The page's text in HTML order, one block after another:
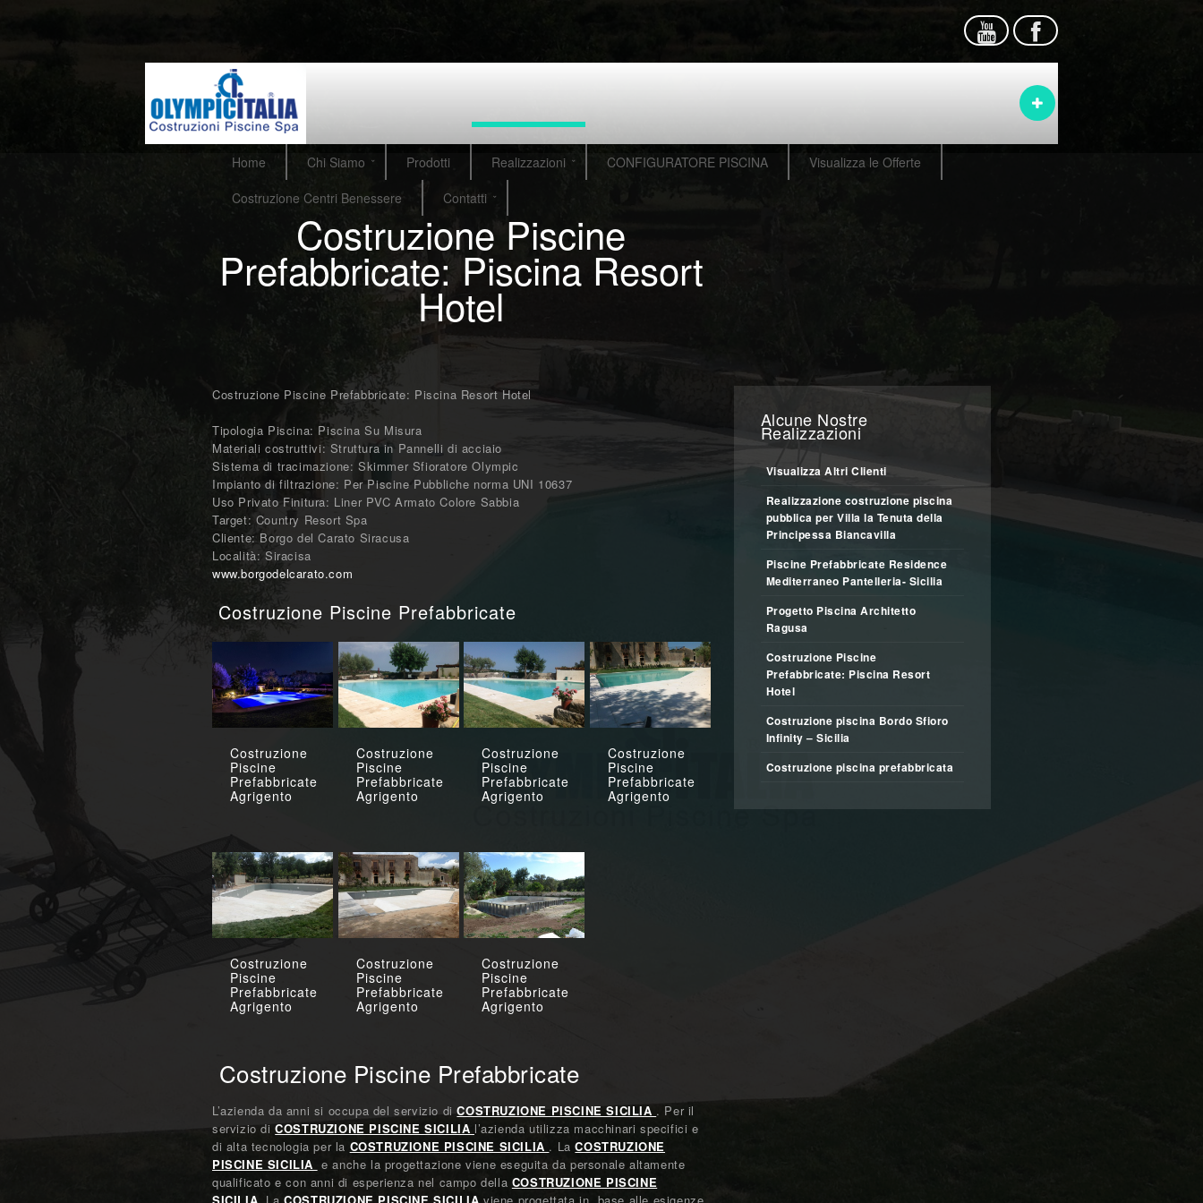
Home Chi Siamo Prodotti Realizzazioni CONFIGURATORE PISCINA
Visualizza le Offerte
Costruzione Centri Benessere
Contatti
Costruzione Piscine
Prefabbricate: Piscina Resort
Hotel
Costruzione Piscine Prefabbricate: Piscina Resort Hotel
Tipologia Piscina: Piscina Su Misura
Materiali costruttivi: Struttura in Pannelli di acciaio
Sistema di tracimazione: Skimmer Sfioratore Olympic
Impianto di filtrazione: Per Piscine Pubbliche norma UNI 10637
Uso Privato Finitura: Liner PVC Armato Colore Sabbia
Target: Country Resort Spa
Cliente: Borgo del Carato Siracusa
Località: Siracisa
www.borgodelcarato.com
Costruzione Piscine Prefabbricate
Costruzione
Piscine
Prefabbricate
Agrigento
Costruzione
Piscine
Prefabbricate
Agrigento
Costruzione
Piscine
Prefabbricate
Agrigento
Costruzione
Piscine
Prefabbricate
Agrigento
Costruzione
Piscine
Prefabbricate
Agrigento
Costruzione
Piscine
Prefabbricate
Agrigento
Costruzione
Piscine
Prefabbricate
Agrigento
Costruzione Piscine Prefabbricate
L’azienda da anni si occupa del servizio diCOSTRUZIONE PISCINE SICILIA . Per il
servizio diCOSTRUZIONE PISCINE SICILIA l’azienda utilizza macchinari specifici e
di alta tecnologia per la COSTRUZIONE PISCINE SICILIA . LaCOSTRUZIONE
PISCINE SICILIA e anche la progettazione viene eseguita da personale altamente
qualificato e con anni di esperienza nel campo della COSTRUZIONE PISCINE
Alcune Nostre
Realizzazioni
Visualizza Altri Clienti
Realizzazione costruzione piscina
pubblica per Villa la Tenuta della
Principessa Biancavilla
Piscine Prefabbricate Residence
Mediterraneo Pantelleria- Sicilia
Progetto Piscina Architetto
Ragusa
Costruzione Piscine
Prefabbricate: Piscina Resort
Hotel
Costruzione piscina Bordo Sfioro
Infinity – Sicilia
Costruzione piscina prefabbricata